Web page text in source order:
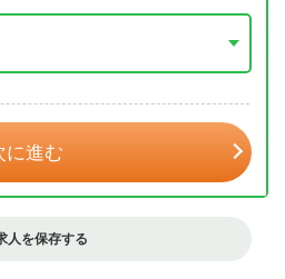
に進む
人を保存する